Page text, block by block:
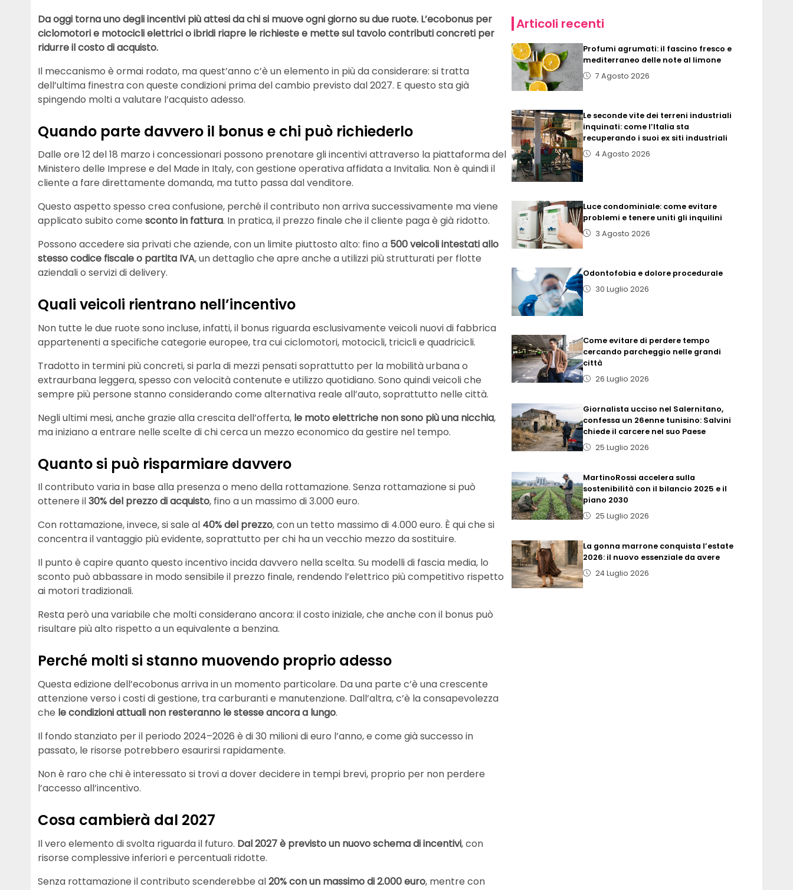
Da oggi torna uno degli incentivi più attesi da chi si muove ogni giorno su due ruote. L’ecobonus per
ciclomotori e motocicli elettrici o ibridi riapre le richieste e mette sul tavolo contributi concreti per
ridurre il costo di acquisto.
Il meccanismo è ormai rodato, ma quest’anno c’è un elemento in più da considerare: si tratta
dell’ultima finestra con queste condizioni prima del cambio previsto dal 2027. E questo sta già
spingendo molti a valutare l’acquisto adesso.
Quando parte davvero il bonus e chi può richiederlo
Dalle ore 12 del 18 marzo i concessionari possono prenotare gli incentivi attraverso la piattaforma del
Ministero delle Imprese e del Made in Italy, con gestione operativa affidata a Invitalia. Non è quindi il
cliente a fare direttamente domanda, ma tutto passa dal venditore.
Questo aspetto spesso crea confusione, perché il contributo non arriva successivamente ma viene
applicato subito come sconto in fattura. In pratica, il prezzo finale che il cliente paga è già ridotto.
Possono accedere sia privati che aziende, con un limite piuttosto alto: fino a 500 veicoli intestati allo
stesso codice fiscale o partita IVA, un dettaglio che apre anche a utilizzi più strutturati per flotte
aziendali o servizi di delivery.
Quali veicoli rientrano nell’incentivo
Non tutte le due ruote sono incluse, infatti, il bonus riguarda esclusivamente veicoli nuovi di fabbrica
appartenenti a specifiche categorie europee, tra cui ciclomotori, motocicli, tricicli e quadricicli.
Tradotto in termini più concreti, si parla di mezzi pensati soprattutto per la mobilità urbana o
extraurbana leggera, spesso con velocità contenute e utilizzo quotidiano. Sono quindi veicoli che
sempre più persone stanno considerando come alternativa reale all’auto, soprattutto nelle città.
Negli ultimi mesi, anche grazie alla crescita dell’offerta, le moto elettriche non sono più una nicchia,
ma iniziano a entrare nelle scelte di chi cerca un mezzo economico da gestire nel tempo.
Quanto si può risparmiare davvero
Il contributo varia in base alla presenza o meno della rottamazione. Senza rottamazione si può
ottenere il30% del prezzo di acquisto, fino a un massimo di 3.000 euro.
Con rottamazione, invece, si sale al 40% del prezzo, con un tetto massimo di 4.000 euro. È qui che si
concentra il vantaggio più evidente, soprattutto per chi ha un vecchio mezzo da sostituire.
Il punto è capire quanto questo incentivo incida davvero nella scelta. Su modelli di fascia media, lo
sconto può abbassare in modo sensibile il prezzo finale, rendendo l’elettrico più competitivo rispetto
ai motori tradizionali.
Resta però una variabile che molti considerano ancora: il costo iniziale, che anche con il bonus può
risultare più alto rispetto a un equivalente a benzina.
Perché molti si stanno muovendo proprio adesso
Questa edizione dell’ecobonus arriva in un momento particolare. Da una parte c’è una crescente
attenzione verso i costi di gestione, tra carburanti e manutenzione. Dall’altra, c’è la consapevolezza
che le condizioni attuali non resteranno le stesse ancora a lungo.
Il fondo stanziato per il periodo 2024–2026 è di 30 milioni di euro l’anno, e come già successo in
passato, le risorse potrebbero esaurirsi rapidamente.
Non è raro che chi è interessato si trovi a dover decidere in tempi brevi, proprio per non perdere
l’accesso all’incentivo.
Cosa cambierà dal 2027
Il vero elemento di svolta riguarda il futuro. Dal 2027 è previsto un nuovo schema di incentivi, con
risorse complessive inferiori e percentuali ridotte.
Senza rottamazione il contributo scenderebbe al20% con un massimo di 2.000 euro, mentre con
Articoli recenti
Profumi agrumati: il fascino fresco e
mediterraneo delle note al limone
7 Agosto 2026
Le seconde vite dei terreni industriali
inquinati: come l’Italia sta
recuperando i suoi ex siti industriali
4 Agosto 2026
Luce condominiale: come evitare
problemi e tenere uniti gli inquilini
3 Agosto 2026
Odontofobia e dolore procedurale
30 Luglio 2026
Come evitare di perdere tempo
cercando parcheggio nelle grandi
città
26 Luglio 2026
Giornalista ucciso nel Salernitano,
confessa un 26enne tunisino: Salvini
chiede il carcere nel suo Paese
25 Luglio 2026
MartinoRossi accelera sulla
sostenibilità con il bilancio 2025 e il
piano 2030
25 Luglio 2026
La gonna marrone conquista l’estate
2026: il nuovo essenziale da avere
24 Luglio 2026